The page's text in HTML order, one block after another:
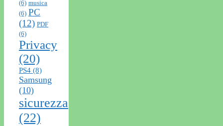
(6) musica
(6) PC
(12) PDF
(6)
Privacy
(20)
PS4 (8)
Samsung
(10)
sicurezza
(22)